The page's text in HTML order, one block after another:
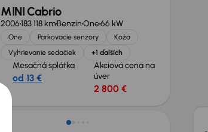
MINI Cabrio
2006183 118 kmBenzínOne66 kW
One Parkovacie senzory
Koža
Vyhrievanie sedačiek
+1 ďalších
Mesačná splátka
od 13 €
Akciová cena na
úver
2 800 €